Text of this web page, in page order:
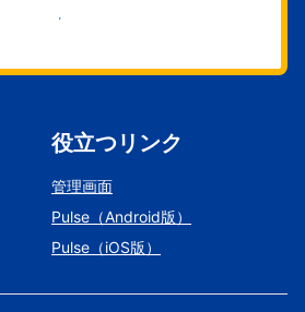
今すぐ始める
役立つリンク
管理画面
Pulse（Android版）
Pulse（iOS版）